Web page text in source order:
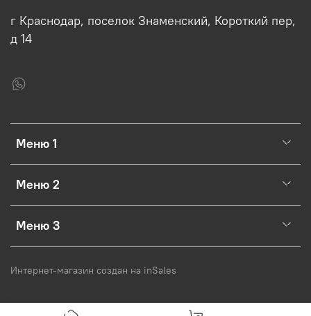
Меню 1
Меню 2
Меню 3
г Краснодар, поселок Знаменский, Короткий пер,
д 14
Интернет-магазин создан на inSales